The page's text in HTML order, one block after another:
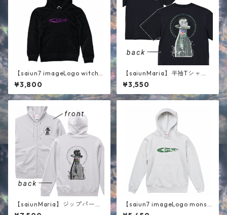
【saiun7 imageLogo witch
】キッズパーカー ブラック
¥3,800
【saiunMaria】半袖Tシャ
ツ ブラック
¥3,550
【saiunMaria】ジップパーカ
ー ホワイト
【saiun7 imageLogo monst
er 】パーカー ホワイト